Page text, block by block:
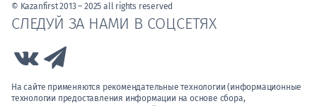
СЛЕДУЙ ЗА НАМИ В СОЦСЕТЯХ
Link to Vk
На сайте применяются рекомендательные технологии (информационные
технологии предоставления информации на основе сбора,
© Kazanfirst 2013 – 2025 all rights reserved